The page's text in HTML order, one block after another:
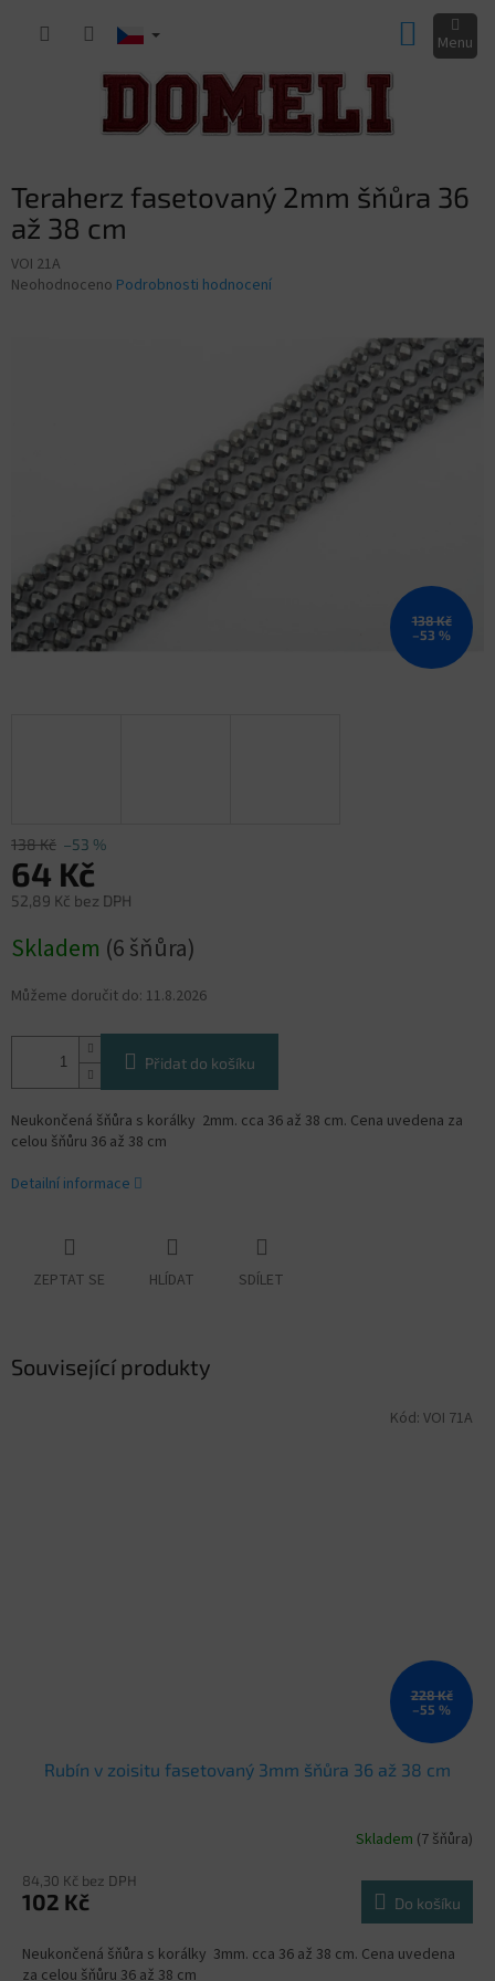
KOŠÍK
Teraherz fasetovaný 2mm šňůra 36
až 38 cm
VOI 21A
Průměrné
Neohodnoceno Podrobnosti hodnocení
138 Kč
–53 %
138 Kč –53 %
64 Kč
52,89 Kč bez DPH
cena:
Skladem (6 šňůra)
Můžeme doručit do: 11.8.2026
Přidat do košíku
Neukončená šňůra s korálky 2mm. cca 36 až 38 cm. Cena uvedena za
celou šňůru 36 až 38 cm
Detailní informace
ZEPTAT SE HLÍDAT SDÍLET
Související produkty
228 Kč
–55 %
Rubín v zoisitu fasetovaný 3mm šňůra 36 až 38 cm
Skladem (7 šňůra)
84,30 Kč bez DPH
102 Kč Do košíku
Neukončená šňůra s korálky 3mm. cca 36 až 38 cm. Cena uvedena
za celou šňůru 36 až 38 cm
Kód: VOI 71A